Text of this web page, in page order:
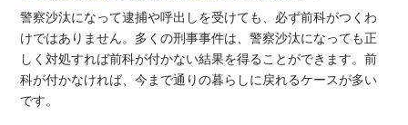
警察沙汰になって逮捕や呼出しを受けても、必ず前科がつくわ
けではありません。多くの刑事事件は、警察沙汰になっても正
しく対処すれば前科が付かない結果を得ることができます。前
科が付かなければ、今まで通りの暮らしに戻れるケースが多い
です。